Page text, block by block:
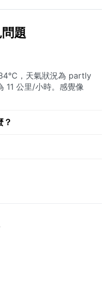
題
，天氣狀況為 partly
11 公里/小時。感覺像
？